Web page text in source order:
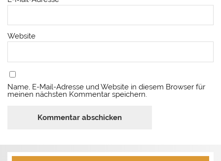
Website
Name, E-Mail-Adresse und Website in diesem Browser für
meinen nächsten Kommentar speichern.